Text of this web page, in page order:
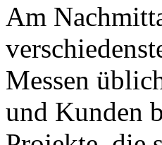
Am
Messen
und Kunden